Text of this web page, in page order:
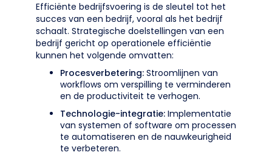
Efficiënte bedrijfsvoering is de sleutel tot het
succes van een bedrijf, vooral als het bedrijf
schaalt. Strategische doelstellingen van een
bedrijf gericht op operationele efficiëntie
kunnen het volgende omvatten:
Procesverbetering: Stroomlijnen van
workflows om verspilling te verminderen
en de productiviteit te verhogen.
Technologie-integratie: Implementatie
van systemen of software om processen
te automatiseren en de nauwkeurigheid
te verbeteren.